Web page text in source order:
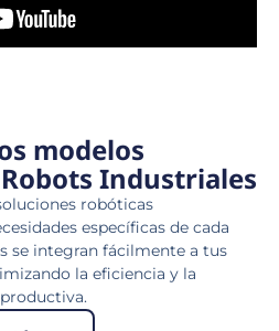
modelos
Industriales
robóticas
específicas de cada
se integran fácilmente a tus
la eficiencia y la